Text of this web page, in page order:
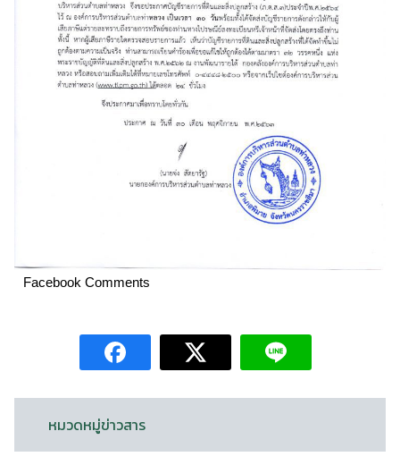
Facebook Comments
หมวดหมู่ข่าวสาร